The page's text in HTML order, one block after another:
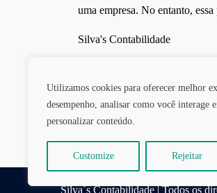
Utilizamos cookies para oferecer melhor
desempenho, analisar como você interage
personalizar conteúdo.
Customize Rejeitar
uma empresa. No entanto,
Silva's Contabilidade
Silva´s Contabilidade | Todos os